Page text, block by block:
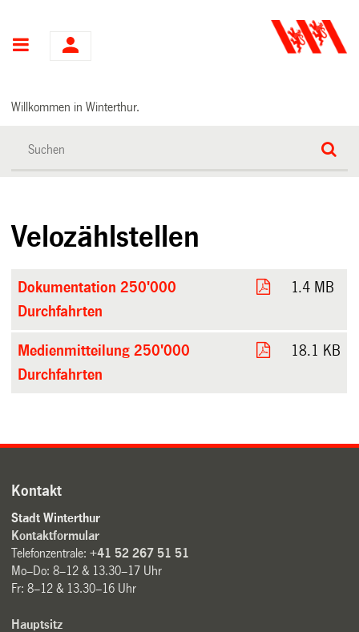
Hauptnavigation
Willkommen in Winterthur.
Velozählstellen
Dokumentation 250'000
Durchfahrten
1.4 MB
Medienmitteilung 250'000
Durchfahrten
18.1 KB
Kontakt
Stadt Winterthur
Kontaktformular
Telefonzentrale:+41 52 267 51 51
Mo–Do: 8–12 & 13.30–17 Uhr
Fr: 8–12 & 13.30–16 Uhr
Hauptsitz